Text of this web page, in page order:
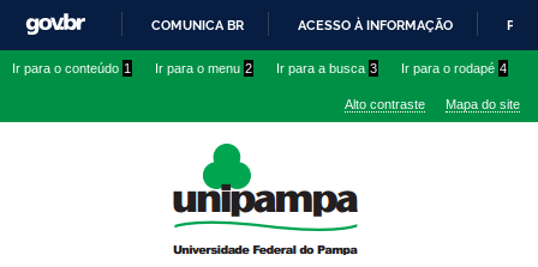
conteúdo
IR
O
COMUNICA BR ACESSO À INFORMAÇÃO
Ir para o conteúdo 1 Ir para o menu 2 Ir para a busca 3 Ir para o rodapé 4
Alto contraste Mapa do site